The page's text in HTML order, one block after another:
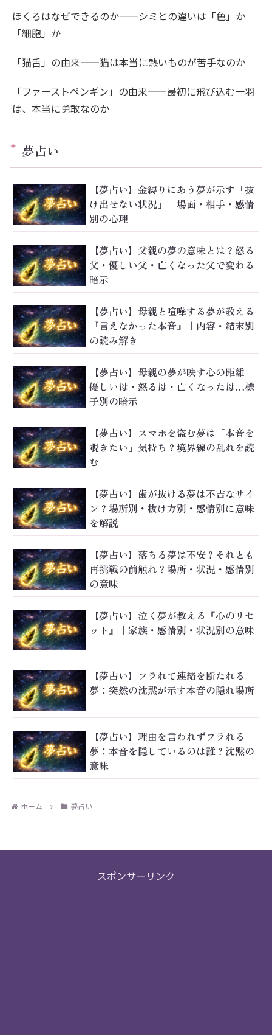
ほくろはなぜできるのか——シミとの違いは「色」か
「細胞」か
「猫舌」の由来——猫は本当に熱いものが苦手なのか
「ファーストペンギン」の由来——最初に飛び込む一羽
は、本当に勇敢なのか
夢占い
【夢占い】金縛りにあう夢が示す「抜
け出せない状況」｜場面・相手・感情
別の心理
【夢占い】父親の夢の意味とは？怒る
父・優しい父・亡くなった父で変わる
暗示
【夢占い】母親と喧嘩する夢が教える
『言えなかった本音』｜内容・結末別
の読み解き
【夢占い】母親の夢が映す心の距離｜
優しい母・怒る母・亡くなった母…様
子別の暗示
【夢占い】スマホを盗む夢は「本音を
覗きたい」気持ち？境界線の乱れを読
む
【夢占い】歯が抜ける夢は不吉なサイ
ン？場所別・抜け方別・感情別に意味
を解説
【夢占い】落ちる夢は不安？それとも
再挑戦の前触れ？場所・状況・感情別
の意味
【夢占い】泣く夢が教える『心のリセ
ット』｜家族・感情別・状況別の意味
【夢占い】フラれて連絡を断たれる
夢：突然の沈黙が示す本音の隠れ場所
【夢占い】理由を言われずフラれる
夢：本音を隠しているのは誰？沈黙の
意味
ホーム 夢占い
スポンサーリンク